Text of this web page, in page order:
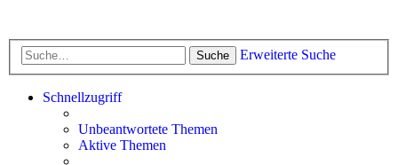
Suche Erweiterte Suche
Schnellzugriff
Unbeantwortete Themen
Aktive Themen